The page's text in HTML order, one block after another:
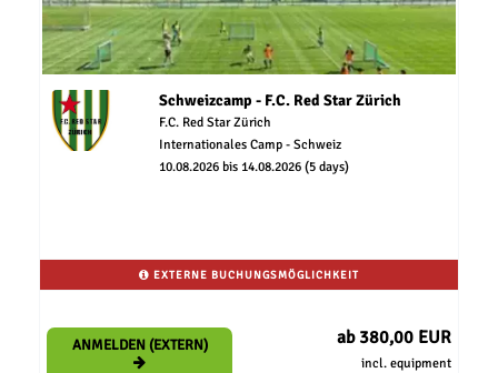
Schweizcamp - F.C. Red Star Zürich
F.C. Red Star Zürich
Internationales Camp - Schweiz
10.08.2026 bis 14.08.2026 (5 days)
EXTERNE BUCHUNGSMÖGLICHKEIT
ANMELDEN (EXTERN) ab 380,00 EUR
incl. equipment